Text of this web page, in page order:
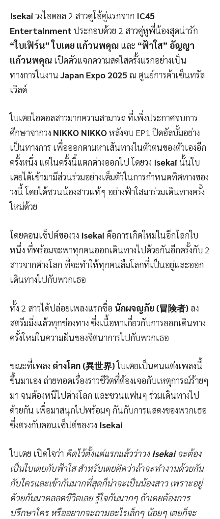
Isekai วงไอดอล 2 สาวดูโอ้คู่แรกจาก IC45
Entertainment ประกอบด้วย 2 สาวคู่หูพี่น้องสุดน่ารัก
“ใบเฟิร์น” ใบเตย แก้วนพคุณ และ “ฟ้าใส” อัญญา
แก้วนพคุณ เปิดตัวแจกความสดใสครั้งแรกอย่างเป็น
ทางการในงาน Japan Expo 2025 ณ ศูนย์การค้าเซ็นทรัล
เวิลด์
ใบเตยไอดอลสาวมากความสามารถ ที่เพิ่งประกาศจบการ
ศึกษาจากวง NIKKO NIKKO หลังจบ EP1 ปิดอัลบั้มอย่าง
เป็นทางการ เพื่อออกตามหาเส้นทางในตัวตนของตัวเองอีก
ครั้งหนึ่ง แต่ในครั้งนี้แตกต่างออกไป โดยวง Isekai นั้นใบ
เตยได้เข้ามามีส่วนร่วมอย่างเต็มตัวในการกำหนดทิศทางของ
วงนี้ โดยได้ชวนน้องสาวแท้ๆ อย่างฟ้าใสมาร่วมเดินทางครั้ง
ใหม่ด้วย
โดยคอนเซ็ปต์ของวง Isekai คือการเกิดใหม่ในอีกโลกใบ
หนึ่ง ที่พร้อมจะพาทุกคนออกเดินทางไปด้วยกันอีกครั้งกับ 2
สาวจากต่างโลก ที่จะทำให้ทุกคนลืมโลกที่เป็นอยู่และออก
เดินทางไปกับพวกเธอ
ทั้ง 2 สาวได้ปล่อยเพลงแรกชื่อ นักผจญภัย (冒険者) ลง
สตรีมมิ่งแล้วทุกช่องทาง ซึ่งเนื้อหาเกี่ยวกับการออกเดินทาง
ครั้งใหม่ในความฝันของจิตนาการไปกับพวกเธอ
ขณะที่เพลง ต่างโลก (異世界)ใบเตยเป็นคนแต่งเพลงนี้
ขึ้นมาเอง ถ่ายทอดเรื่องราวชีวิตที่ต้องเจอกับเหตุการณ์ร้ายๆ
มา จนต้องหนีไปต่างโลก และชวนแฟนๆ ร่วมเดินทางไป
ด้วยกัน เพื่อมาสนุกไปพร้อมๆ กันกับการแสดงของพวกเธอ
ซึ่งตรงกับคอนเซ็ปต์ของวง Isekai
ใบเตย เปิดใจว่า คิดไว้ตั้งแต่แรกแล้วว่าวง Isekaiจะต้อง
เป็นใบเตยกับฟ้าใส สำหรับเตยคิดว่าถ้าจะทำงานด้วยกัน
กับใครและเข้ากันมากที่สุดก็น่าจะเป็นน้องสาว เพราะอยู่
ด้วยกันมาตลอดชีวิตเลย รู้ใจกันมากๆ ถ้าเตยต้องการ
ปรึกษาใคร หรืออยากจะถามอะไรเล็กๆ น้อยๆ เตยก็จะ